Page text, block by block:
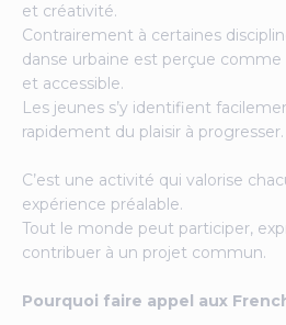
et créativité.
Contrairement à certaines
danse urbaine est perçue
et accessible.
Les jeunes s’y identifient
rapidement du plaisir à progresser.
C’est une activité qui valorise
expérience préalable.
Tout le monde peut participer,
contribuer à un projet commun.
Pourquoi faire appel aux